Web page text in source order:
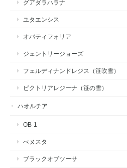
グアダラハラナ
ユタエンシス
オバティフォリア
ジェントリージョーズ
フェルディナンドレジス（笹吹雪）
ビクトリアレジーナ（笹の雪）
ハオルチア
OB-1
べヌスタ
ブラックオブツーサ